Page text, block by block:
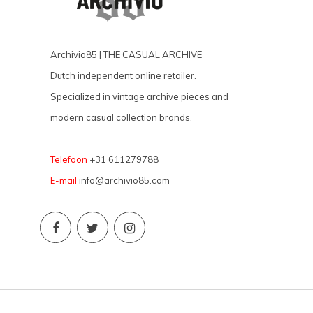
Archivio85 | THE CASUAL ARCHIVE
Dutch independent online retailer.
Specialized in vintage archive pieces and
modern casual collection brands.
Telefoon +31 611279788
E-mail info@archivio85.com